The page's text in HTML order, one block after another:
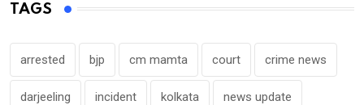
TAGS
arrested bjp cm mamta court crime news
darjeeling incident kolkata news update